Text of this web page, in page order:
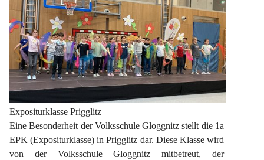
Expositurklasse Prigglitz
Eine Besonderheit der Volksschule Gloggnitz stellt die 1a
EPK (Expositurklasse) in Prigglitz dar. Diese Klasse wird
von der Volksschule Gloggnitz mitbetreut, der